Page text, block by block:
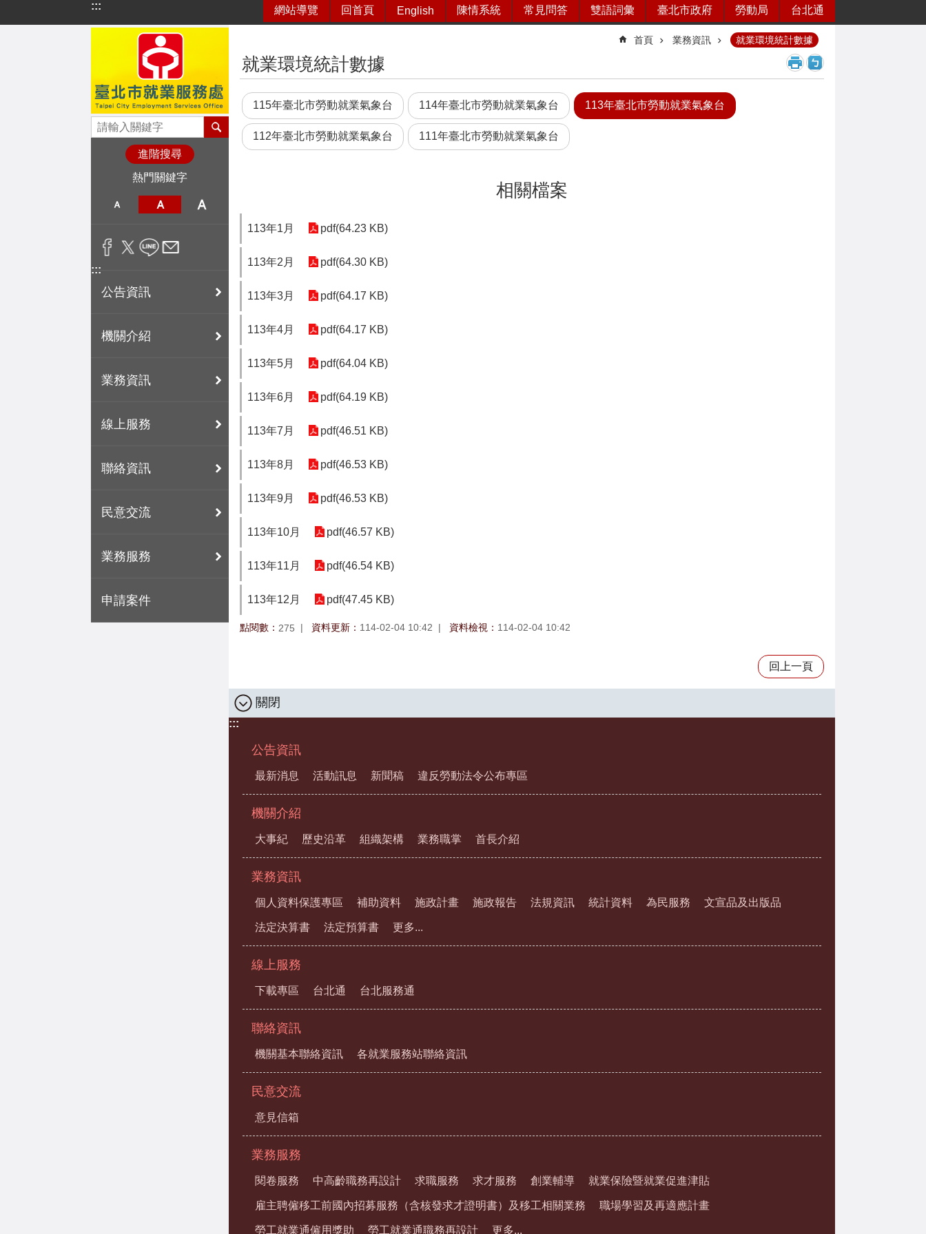
跳到主要內容區塊
::: 網站導覽 回首頁 English 陳情系統 常見問答 雙語詞彙 臺北市政府 勞動局 台北通
進階搜尋
熱門關鍵字
:::
公告資訊
機關介紹
業務資訊
線上服務
聯絡資訊
民意交流
業務服務
申請案件
首頁 業務資訊 就業環境統計數據
就業環境統計數據
115年臺北市勞動就業氣象台 114年臺北市勞動就業氣象台 113年臺北市勞動就業氣象台
112年臺北市勞動就業氣象台 111年臺北市勞動就業氣象台
相關檔案
113年1月 pdf(64.23 KB)
113年2月 pdf(64.30 KB)
113年3月 pdf(64.17 KB)
113年4月 pdf(64.17 KB)
113年5月 pdf(64.04 KB)
113年6月 pdf(64.19 KB)
113年7月 pdf(46.51 KB)
113年8月 pdf(46.53 KB)
113年9月 pdf(46.53 KB)
113年10月 pdf(46.57 KB)
113年11月 pdf(46.54 KB)
113年12月 pdf(47.45 KB)
點閱數： 275 資料更新： 114-02-04 10:42 資料檢視： 114-02-04 10:42
回上一頁
關閉
:::
公告資訊
最新消息 活動訊息 新聞稿 違反勞動法令公布專區
機關介紹
大事紀 歷史沿革 組織架構 業務職掌 首長介紹
業務資訊
個人資料保護專區 補助資料 施政計畫 施政報告 法規資訊 統計資料 為民服務 文宣品及出版品
法定決算書 法定預算書 更多...
線上服務
下載專區 台北通 台北服務通
聯絡資訊
機關基本聯絡資訊 各就業服務站聯絡資訊
民意交流
意見信箱
業務服務
閱卷服務 中高齡職務再設計 求職服務 求才服務 創業輔導 就業保險暨就業促進津貼
雇主聘僱移工前國內招募服務（含核發求才證明書）及移工相關業務 職場學習及再適應計畫
勞工就業通僱用獎助 勞工就業通職務再設計 更多...